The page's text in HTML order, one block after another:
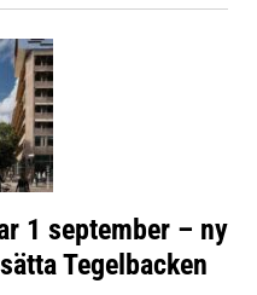
1 september – ny
Tegelbacken